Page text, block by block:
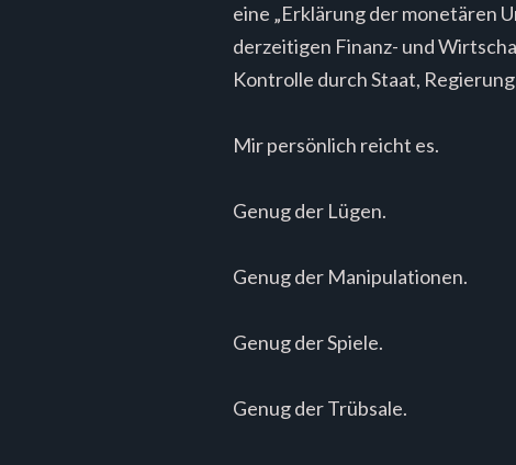
eine „Erklärung der monetären
derzeitigen Finanz- und
Kontrolle durch Staat,
Mir persönlich reicht es.
Genug der Lügen.
Genug der Manipulationen.
Genug der Spiele.
Genug der Trübsale.